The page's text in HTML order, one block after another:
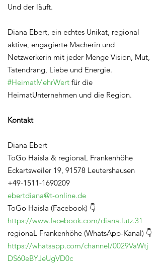
Und der läuft.
Diana Ebert, ein echtes Unikat, regional
aktive, engagierte Macherin und
Netzwerkerin mit jeder Menge Vision, Mut,
Tatendrang, Liebe und Energie.
#HeimatMehrWert für die
HeimatUnternehmen und die Region.
Kontakt
Diana Ebert
ToGo Haisla & regionaL Frankenhöhe
Eckartsweiler 19, 91578 Leutershausen
+49-1511-1690209
ebertdiana@t-online.de
ToGo Haisla (Facebook) 👇
https://www.facebook.com/diana.lutz.31
regionaL Frankenhöhe (WhatsApp-Kanal) 👇
https://whatsapp.com/channel/0029VaWtj
DS60eBYJeUgVD0c